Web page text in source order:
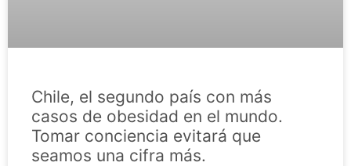
Chile, el segundo país con más
casos de obesidad en el mundo.
Tomar conciencia evitará que
seamos una cifra más.